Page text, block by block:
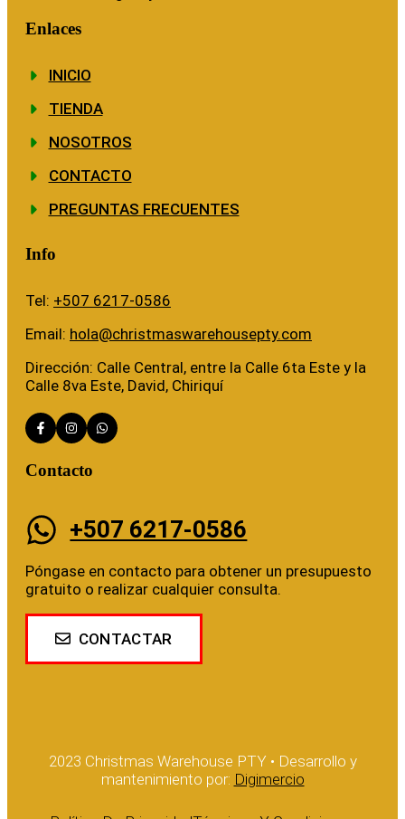
Enlaces
INICIO
TIENDA
NOSOTROS
CONTACTO
PREGUNTAS FRECUENTES
Info
Tel: +507 6217-0586
Email: hola@christmaswarehousepty.com
Dirección: Calle Central, entre la Calle 6ta Este y la
Calle 8va Este, David, Chiriquí
Contacto
+507 6217-0586
Póngase en contacto para obtener un presupuesto
gratuito o realizar cualquier consulta.
CONTACTAR
2023 Christmas Warehouse PTY • Desarrollo y
mantenimiento por: Digimercio